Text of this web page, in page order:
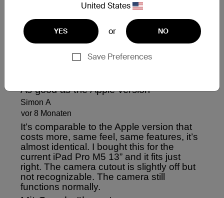
United States
YES or NO
Save Preferences